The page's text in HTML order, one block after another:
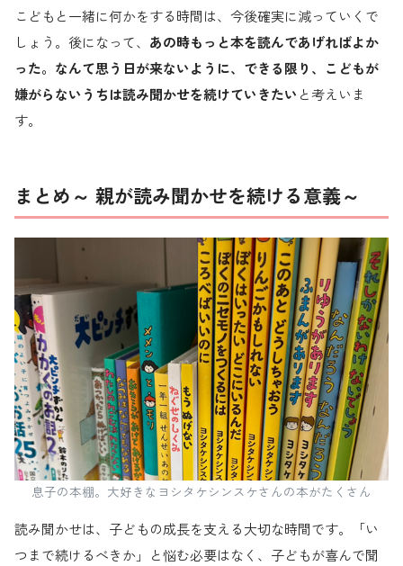
こどもと一緒に何かをする時間は、今後確実に減っていくで
しょう。後になって、 あの時もっと本を読んであげればよか
った。なんて思う日が来ないように、できる限り、こどもが
嫌がらないうちは読み聞かせを続けていきたい と考えいま
す。
まとめ～ 親が読み聞かせを続ける意義～
息子の本棚。大好きなヨシタケシンスケさんの本がたくさん
読み聞かせは、子どもの成長を支える大切な時間です。「い
つまで続けるべきか」と悩む必要はなく、子どもが喜んで聞